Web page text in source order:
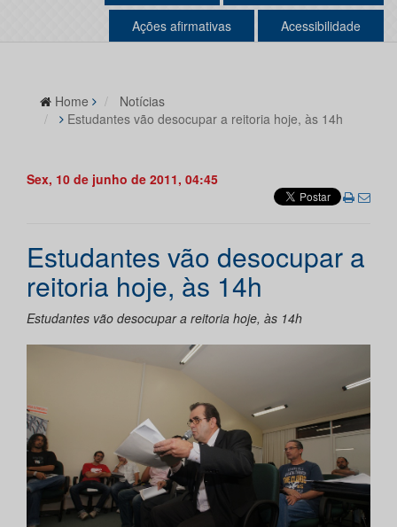
Ações afirmativas Acessibilidade
Home
Notícias
Estudantes vão desocupar a reitoria hoje, às 14h
Sex, 10 de junho de 2011, 04:45
Estudantes vão desocupar a
reitoria hoje, às 14h
Estudantes vão desocupar a reitoria hoje, às 14h